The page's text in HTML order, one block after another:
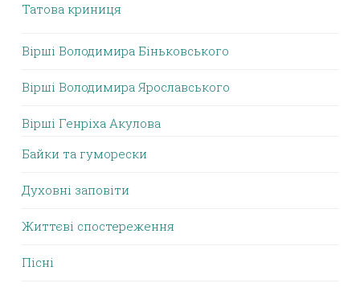
Татова криниця
Вірші Володимира Біньковського
Вірші Володимира Ярославського
Вірші Генріха Акулова
Байки та гуморески
Духовні заповіти
Життєві спостереження
Пісні